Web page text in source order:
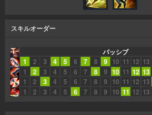
スキルオーダー
パッシブ
1
2 3 4 5 6 7 8 9 10 11 12 13
1
2 3 4 5 6 7 8 9 10 11 12 13
1
2 3 4 5 6 7 8 9 10 11 12 13
1
2 3 4 5 6 7 8 9 10 11 12 13